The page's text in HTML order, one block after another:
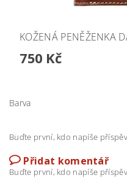
KOŽENÁ PENĚŽENKA
750 Kč
Barva
Buďte první, kdo napíše
Přidat komentář
Buďte první, kdo napíše